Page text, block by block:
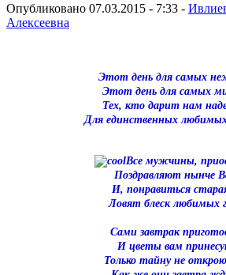
Опубликовано 07.03.2015 - 7:33 -
Алексеевна
Этот день для самых
Этот день для самых
Тех, кто дарит нам
Для единственных
Все мужчины,
Поздравляют нынче
И, понравиться
Ловят блеск любимых
Сами завтрак
И цветы вам
Только тайну не